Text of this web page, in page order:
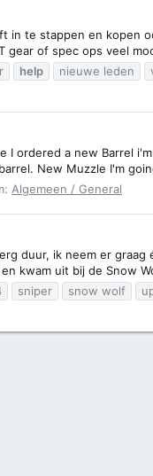
in te stappen en kopen
gear of spec ops veel
help nieuwe leden
I ordered a new Barrel
New Muzzle I'm
Algemeen / General
duur, ik neem er
kwam uit bij de Snow
sniper snow wolf